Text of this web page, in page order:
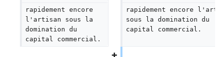
rapidement encore
l'artisan sous la
domination du
capital commercial.
rapidement encore
sous la domination du
capital commercial.